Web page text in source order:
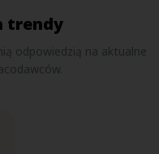
trendy
odpowiedzią na aktualne